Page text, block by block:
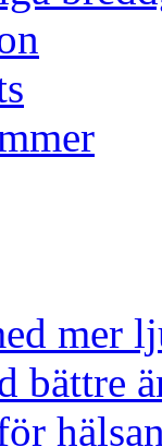
mer
bättre